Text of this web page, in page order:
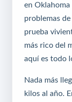
en Oklahoma
problemas
prueba
más rico del
aquí es todo
Nada más
kilos al año.